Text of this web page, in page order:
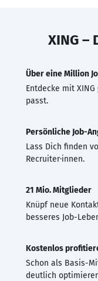
XING –
Über eine Million
Entdecke mit
passt.
Persönliche Job-
Lass Dich finden
Recruiter·innen.
21 Mio. Mitglieder
Knüpf neue
besseres Job-
Kostenlos
Schon als Basis-
deutlich